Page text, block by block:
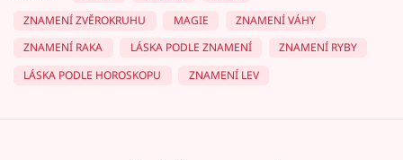
ZNAMENÍ ZVĚROKRUHU
MAGIE
ZNAMENÍ VÁHY
ZNAMENÍ RAKA
LÁSKA PODLE ZNAMENÍ
ZNAMENÍ RYBY
LÁSKA PODLE HOROSKOPU
ZNAMENÍ LEV